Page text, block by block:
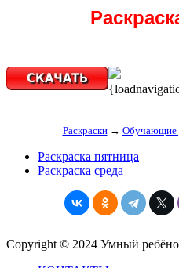
Раскраски→ Обучающие
Раскраска пятница
Раскраска среда
Copyright © 2024 Умный